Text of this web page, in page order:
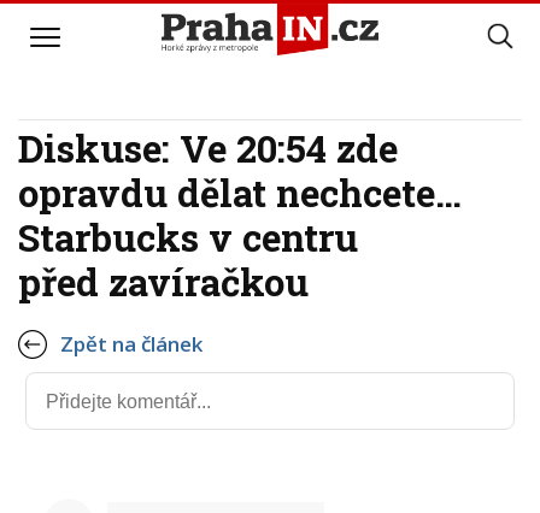
Diskuse: Ve 20:54 zde
opravdu dělat nechcete…
Starbucks v centru
před zavíračkou
Zpět na článek